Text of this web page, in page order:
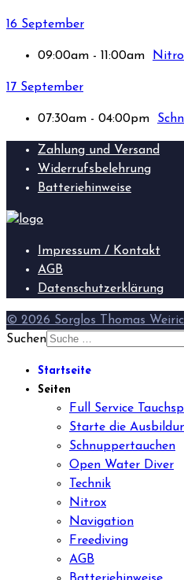
16 September
09:00am - 11:00am
17 September
07:30am - 04:00pm
Zahlung und Versand
Widerrufsbelehrung
Batteriehinweise
Impressum / Kontakt
AGB
Datenschutzerklärung
© 2026 Sorglos Thomas
Suchen
Startseite
Seiten
Full Service
Starte die
Schnuppertauchen
Open Water Diver
Technik
Nitrox
Navigation
Freediving
AGB